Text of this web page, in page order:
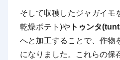
そして収穫したジャガイモ
乾燥ポテト)や トゥンタ
へと加工することで、作物
になりました。これらの保